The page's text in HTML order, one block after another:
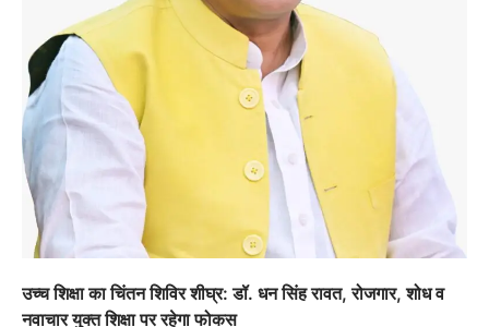
उच्च शिक्षा का चिंतन शिविर शीघ्र: डॉ. धन सिंह रावत, रोजगार, शोध व
नवाचार युक्त शिक्षा पर रहेगा फोकस